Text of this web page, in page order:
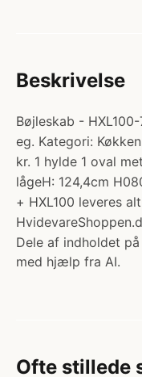
Beskrivelse
Bøjleskab -
eg. Kategori:
kr. 1 hylde 1 oval
lågeH: 124,4cm
+ HXL100 leveres
Dele af indholdet
med hjælp fra AI.
Ofte stillede